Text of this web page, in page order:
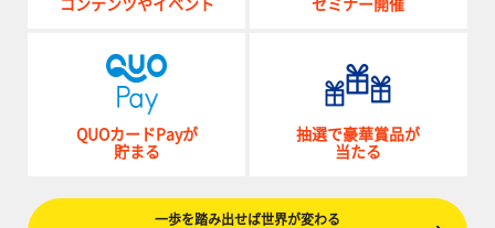
コンテンツやイベント
セミナー開催
QUOカードPayが
貯まる
抽選で豪華賞品が
当たる
一歩を踏み出せば世界が変わる